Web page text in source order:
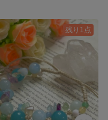
残り1点